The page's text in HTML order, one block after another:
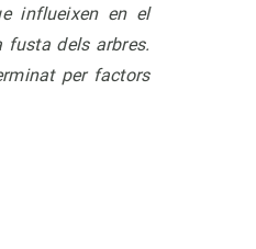
influeixen en el
dels arbres.
per factors